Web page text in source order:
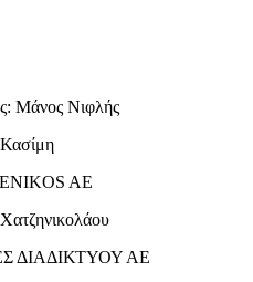
Μάνος Νιφλής
ENIKOS AE
ΔΙΑΔΙΚΤΥΟΥ ΑΕ